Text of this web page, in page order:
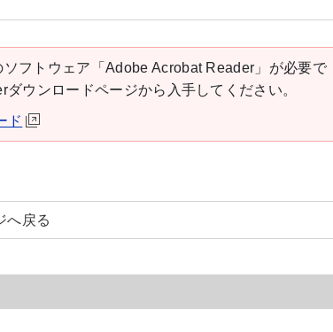
フトウェア「Adobe Acrobat Reader」が必要で
ウンロードページから入手してください。
ド
へ戻る